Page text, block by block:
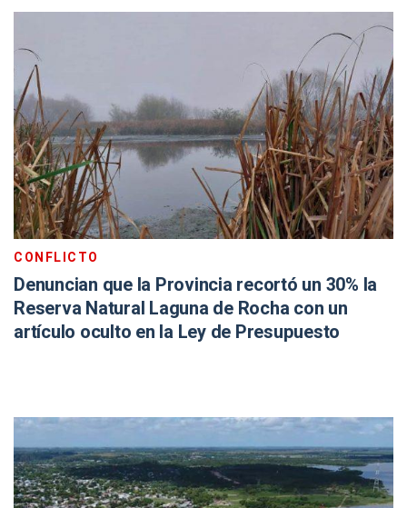
CONFLICTO
Denuncian que la Provincia recortó un 30% la
Reserva Natural Laguna de Rocha con un
artículo oculto en la Ley de Presupuesto